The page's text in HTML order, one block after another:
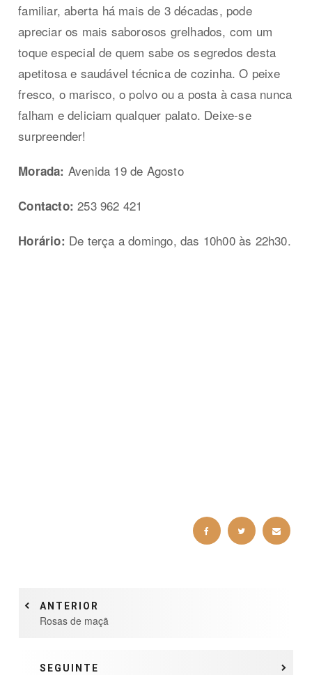
familiar, aberta há mais de 3 décadas, pode
apreciar os mais saborosos grelhados, com um
toque especial de quem sabe os segredos desta
apetitosa e saudável técnica de cozinha. O peixe
fresco, o marisco, o polvo ou a posta à casa nunca
falham e deliciam qualquer palato. Deixe-se
surpreender!
Morada: Avenida 19 de Agosto
Contacto:253 962 421
Horário: De terça a domingo, das 10h00 às 22h30.
ANTERIOR
Rosas de maçã
SEGUINTE